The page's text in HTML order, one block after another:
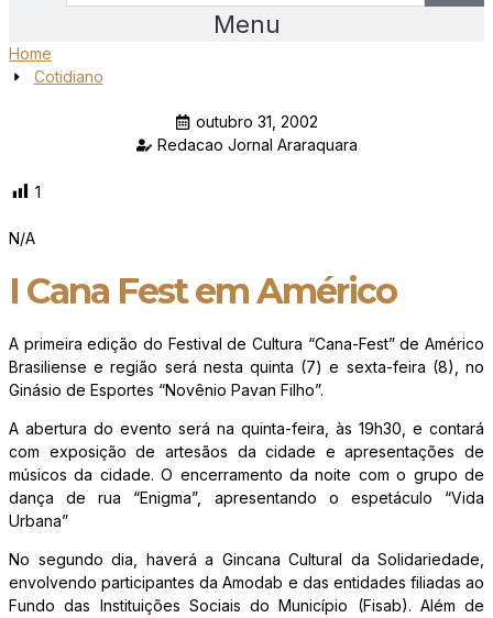
Menu
Home
Cotidiano
outubro 31, 2002
Redacao Jornal Araraquara
1
N/A
I Cana Fest em Américo
A primeira edição do Festival de Cultura “Cana-Fest” de Américo
Brasiliense e região será nesta quinta (7) e sexta-feira (8), no
Ginásio de Esportes “Novênio Pavan Filho”.
A abertura do evento será na quinta-feira, às 19h30, e contará
com exposição de artesãos da cidade e apresentações de
músicos da cidade. O encerramento da noite com o grupo de
dança de rua “Enigma”, apresentando o espetáculo “Vida
Urbana”
No segundo dia, haverá a Gincana Cultural da Solidariedade,
envolvendo participantes da Amodab e das entidades filiadas ao
Fundo das Instituições Sociais do Município (Fisab). Além de